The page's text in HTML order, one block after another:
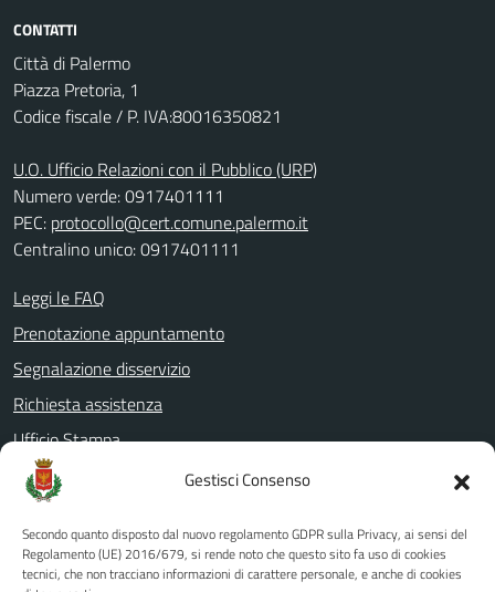
Gestisci Consenso
Secondo quanto disposto dal nuovo regolamento GDPR sulla Privacy, ai sensi del
Regolamento (UE) 2016/679, si rende noto che questo sito fa uso di cookies
tecnici, che non tracciano informazioni di carattere personale, e anche di cookies
CONTATTI
Città di Palermo
Piazza Pretoria, 1
Codice fiscale / P. IVA:80016350821
U.O. Ufficio Relazioni con il Pubblico (URP)
Numero verde: 0917401111
PEC: protocollo@cert.comune.palermo.it
Centralino unico: 0917401111
Leggi le FAQ
Prenotazione appuntamento
Segnalazione disservizio
Richiesta assistenza
Ufficio Stampa
Amministrazione Trasparente
Albo pretorio
Informativa privacy
Note legali